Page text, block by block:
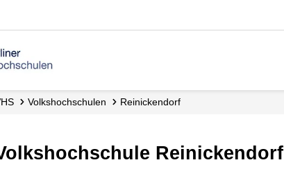
VHS Volks­hochschulen Reinickendorf
Volkshochschule Reinickendorf